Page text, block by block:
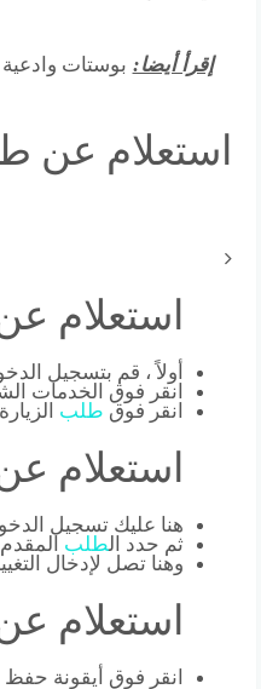
إقرأ أيضا: بوستات وادعية
استعلام عن
استعلام
أولاً ، قم بتسجيل
انقر فوق الخدمات
انقر فوق طلب
استعلام
هنا عليك تسجيل
ثم حدد ال طلب
وهنا تصل لإدخال
استعلام
انقر فوق أيقونة حفظ